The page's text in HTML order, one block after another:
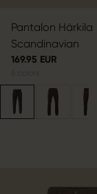
Pantalon Härkila
Scandinavian
169.95 EUR